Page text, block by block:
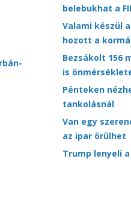
belebukhat a
Valami készül
hozott a
Bezsákolt 156
is
Pénteken
tankolásnál
Van egy
az ipar örülhet
Trump lenyeli